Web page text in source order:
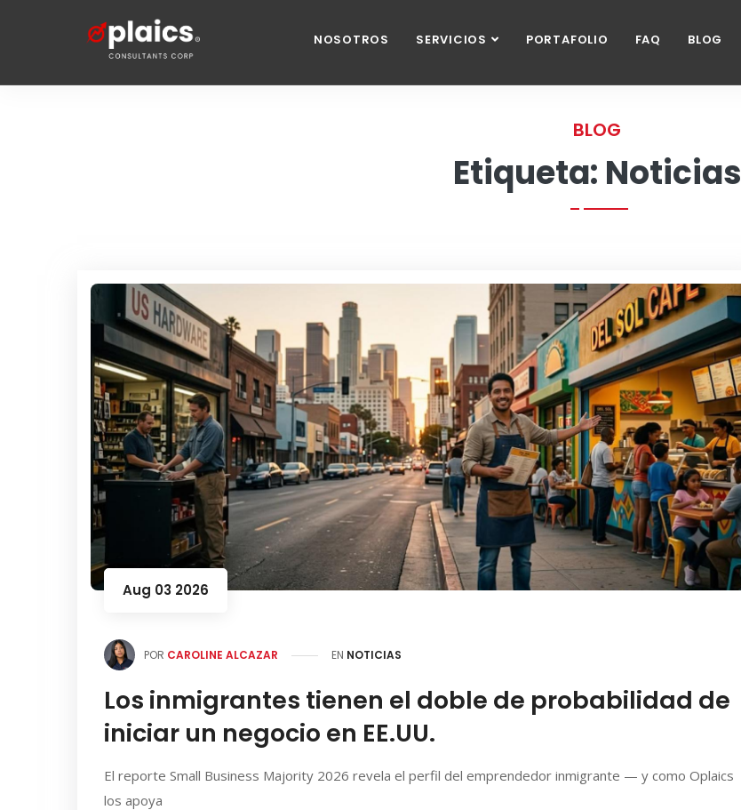
NOSOTROS SERVICIOS PORTAFOLIO FAQ BLOG
BLOG
Etiqueta: Noticias
Aug 03 2026
POR CAROLINE ALCAZAR EN NOTICIAS
Los inmigrantes tienen el doble de probabilidad de
iniciar un negocio en EE.UU.
El reporte Small Business Majority 2026 revela el perfil del emprendedor inmigrante — y como Oplaics
los apoya